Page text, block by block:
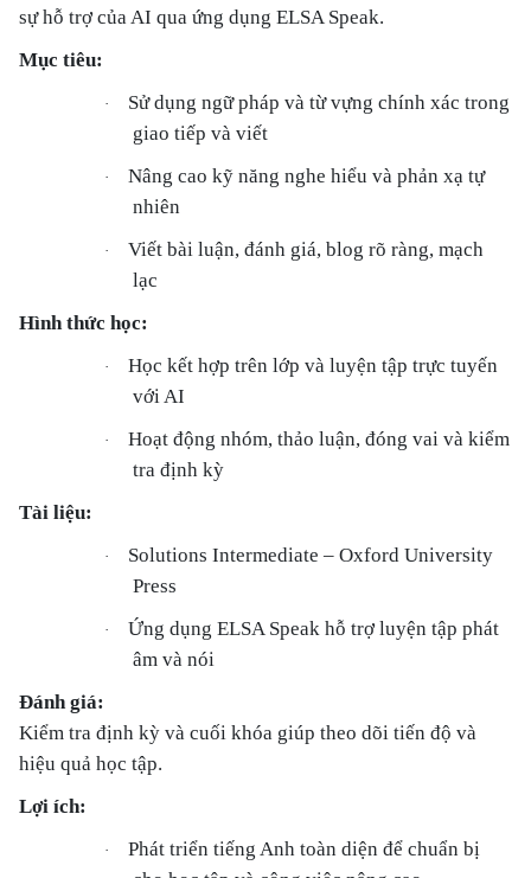
sự hỗ trợ của AI qua ứng dụng ELSA Speak.
Mục tiêu:
·
Sử dụng ngữ pháp và từ vựng chính xác trong
giao tiếp và viết
·
Nâng cao kỹ năng nghe hiểu và phản xạ tự
nhiên
·
Viết bài luận, đánh giá, blog rõ ràng, mạch
lạc
Hình thức học:
·
Học kết hợp trên lớp và luyện tập trực tuyến
với AI
·
Hoạt động nhóm, thảo luận, đóng vai và kiểm
tra định kỳ
Tài liệu:
·
Solutions Intermediate – Oxford University
Press
·
Ứng dụng ELSA Speak hỗ trợ luyện tập phát
âm và nói
Đánh giá:
Kiểm tra định kỳ và cuối khóa giúp theo dõi tiến độ và
hiệu quả học tập.
Lợi ích:
·
Phát triển tiếng Anh toàn diện để chuẩn bị